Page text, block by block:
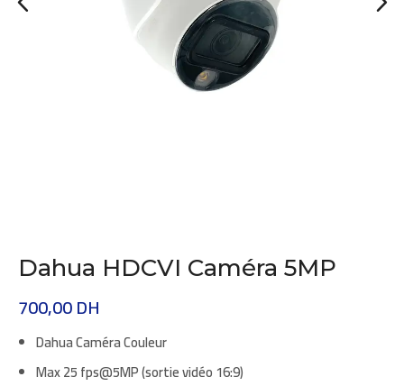
Dahua HDCVI Caméra 5MP
700,00DH
Dahua Caméra Couleur
Max 25 fps@5MP (sortie vidéo 16:9)